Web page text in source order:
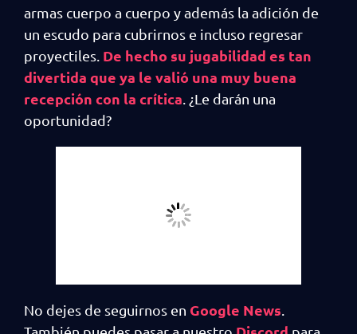
armas cuerpo a cuerpo y además la adición de
un escudo para cubrirnos e incluso regresar
proyectiles. De hecho su jugabilidad es tan
divertida que ya le valió una muy buena
recepción con la crítica . ¿Le darán una
oportunidad?
No dejes de seguirnos en Google News.